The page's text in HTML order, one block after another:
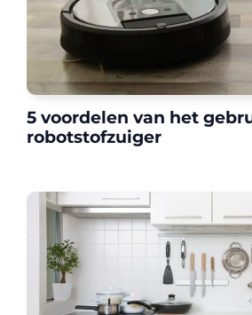
5 voordelen van het
robotstofzuiger